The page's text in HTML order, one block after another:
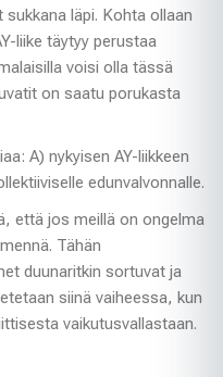
läpi. Kohta ollaan
liike täytyy perustaa
voisi olla tässä
on saatu porukasta
A) nykyisen AY-liikkeen
edunvalvonnalle.
että jos meillä on ongelma
Tähän
duunaritkin sortuvat ja
siinä vaiheessa, kun
vaikutusvallastaan.